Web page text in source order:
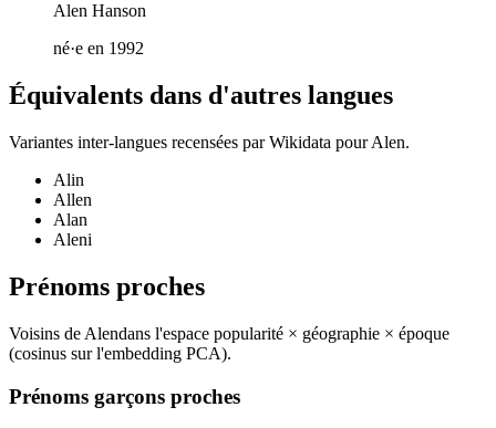
Alen Hanson
né·e en 1992
Équivalents dans d'autres langues
Variantes inter-langues recensées par Wikidata pourAlen.
Alin
Allen
Alan
Aleni
Prénoms proches
Voisins de Alendans l'espace popularité × géographie × époque
(cosinus sur l'embedding PCA).
Prénoms garçons proches